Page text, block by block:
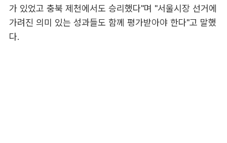
가 있었고 충북 제천에서도 승리했다"며 "서울시장 선거에
가려진 의미 있는 성과들도 함께 평가받아야 한다"고 말했
다.